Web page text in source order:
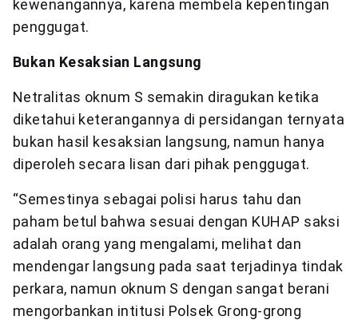
kewenangannya, karena membela kepentingan
penggugat.
Bukan Kesaksian Langsung
Netralitas oknum S semakin diragukan ketika
diketahui keterangannya di persidangan ternyata
bukan hasil kesaksian langsung, namun hanya
diperoleh secara lisan dari pihak penggugat.
“Semestinya sebagai polisi harus tahu dan
paham betul bahwa sesuai dengan KUHAP saksi
adalah orang yang mengalami, melihat dan
mendengar langsung pada saat terjadinya tindak
perkara, namun oknum S dengan sangat berani
mengorbankan intitusi Polsek Grong-grong